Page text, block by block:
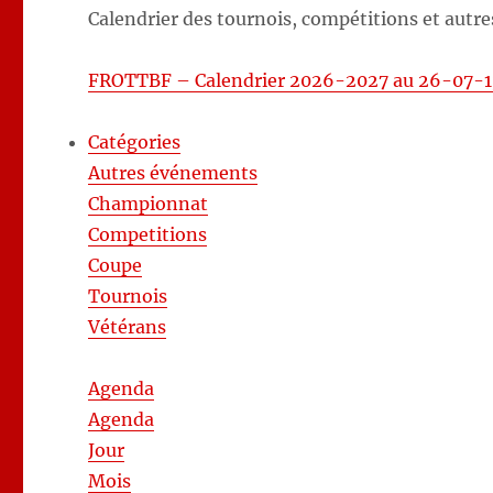
Calendrier des tournois, compétitions et
FROTTBF – Calendrier 2026-2027 au 26-07-
Catégories
Autres événements
Championnat
Competitions
Coupe
Tournois
Vétérans
Agenda
Agenda
Jour
Mois